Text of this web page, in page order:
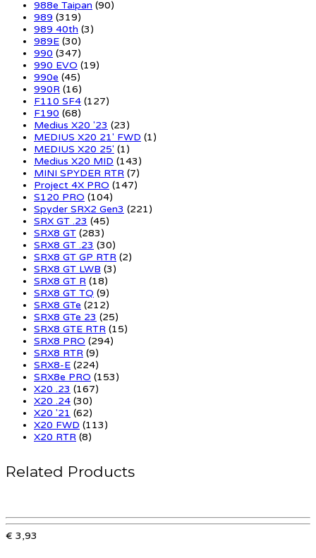
988e Taipan (90)
989 (319)
989 40th (3)
989E (30)
990 (347)
990 EVO (19)
990e (45)
990R (16)
F110 SF4 (127)
F190 (68)
Medius X20 '23 (23)
MEDIUS X20 21' FWD (1)
MEDIUS X20 25' (1)
Medius X20 MID (143)
MINI SPYDER RTR (7)
Project 4X PRO (147)
S120 PRO (104)
Spyder SRX2 Gen3 (221)
SRX GT .23 (45)
SRX8 GT (283)
SRX8 GT .23 (30)
SRX8 GT GP RTR (2)
SRX8 GT LWB (3)
SRX8 GT R (18)
SRX8 GT TQ (9)
SRX8 GTe (212)
SRX8 GTe 23 (25)
SRX8 GTE RTR (15)
SRX8 PRO (294)
SRX8 RTR (9)
SRX8-E (224)
SRX8e PRO (153)
X20 .23 (167)
X20 .24 (30)
X20 '21 (62)
X20 FWD (113)
X20 RTR (8)
Related Products
€ 3,93